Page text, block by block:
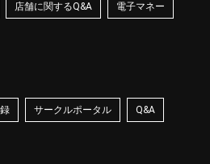
店舗に関するQ&A 電子マネー
サークルポータル Q&A